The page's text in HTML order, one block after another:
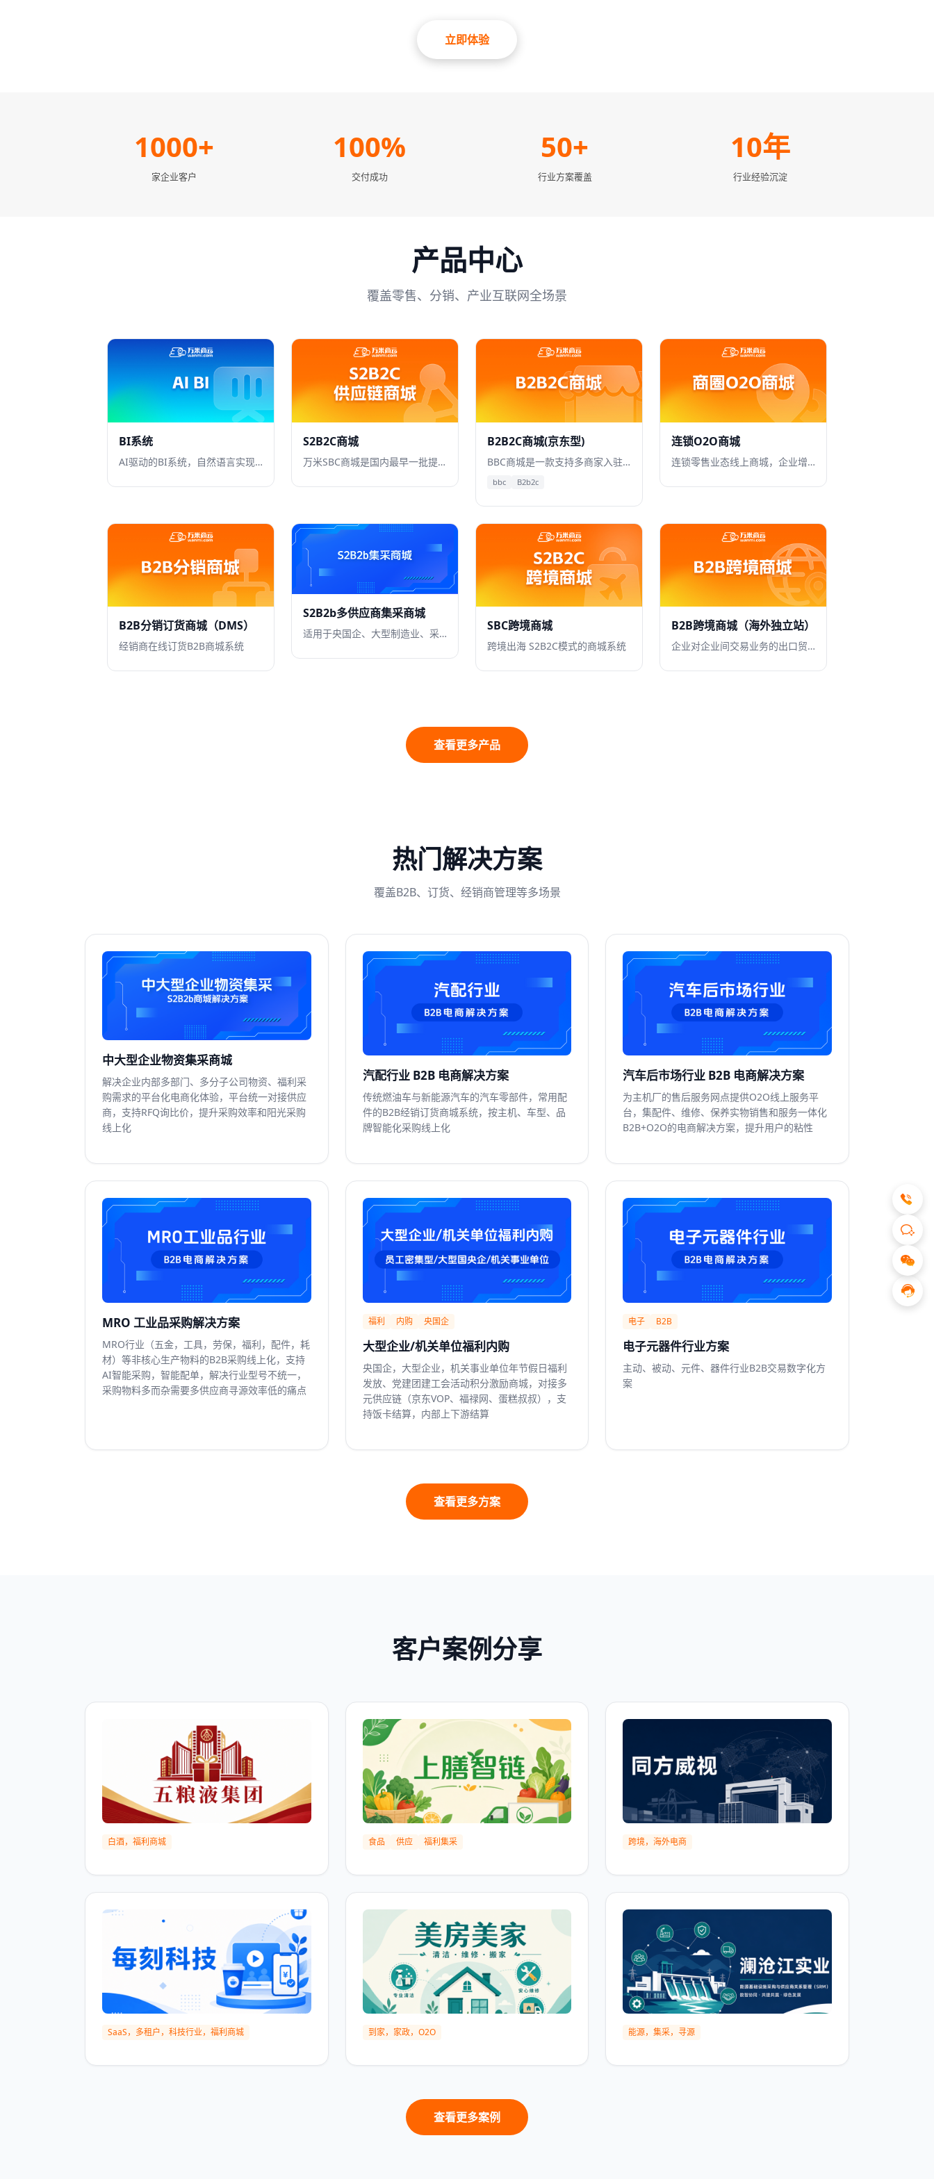
立即体验
1000+
家企业客户
100%
交付成功
50+
行业方案覆盖
10年
行业经验沉淀
产品中心
覆盖零售、分销、产业互联网全场景
BI系统
AI驱动的BI系统，自然语言实现BI模版自动化配置，指标体系管理，可视化报表展现，大屏展现
S2B2C商城
万米SBC商城是国内最早一批提出支持S2B2C商业模式的基于微服务架构的企业级电商系统
B2B2C商城(京东型)
BBC商城是一款支持多商家入驻的平台商城
bbc B2b2c
连锁O2O商城
连锁零售业态线上商城，企业增量必选经营工具
B2B分销订货商城（DMS）
经销商在线订货B2B商城系统
S2B2b多供应商集采商城
适用于央国企、大型制造业、采购资源紧缺的企业，机关事业单位，在满足供应商准入条件后搭建的多供应商集采商城，方便内部部门和分子公司、部门采购需求线上化满足
SBC跨境商城
跨境出海 S2B2C模式的商城系统
B2B跨境商城（海外独立站）
企业对企业间交易业务的出口贸易，通过B2B独立站构建线上数字化交易渠道
查看更多产品
热门解决方案
覆盖B2B、订货、经销商管理等多场景
中大型企业物资集采商城
解决企业内部多部门、多分子公司物资、福利采
购需求的平台化电商化体验，平台统一对接供应
商，支持RFQ询比价，提升采购效率和阳光采购
线上化
汽配行业 B2B 电商解决方案
传统燃油车与新能源汽车的汽车零部件，常用配
件的B2B经销订货商城系统，按主机、车型、品
牌智能化采购线上化
汽车后市场行业 B2B 电商解决方案
为主机厂的售后服务网点提供O2O线上服务平
台，集配件、维修、保养实物销售和服务一体化
B2B+O2O的电商解决方案，提升用户的粘性
MRO 工业品采购解决方案
MRO行业（五金，工具，劳保，福利，配件，耗
材）等非核心生产物料的B2B采购线上化，支持
AI智能采购，智能配单，解决行业型号不统一，
采购物料多而杂需要多供应商寻源效率低的痛点
福利 内购 央国企
大型企业/机关单位福利内购
央国企，大型企业，机关事业单位年节假日福利
发放、党建团建工会活动积分激励商城，对接多
元供应链（京东VOP、福禄网、蛋糕叔叔），支
持饭卡结算，内部上下游结算
电子 B2B
电子元器件行业方案
主动、被动、元件、器件行业B2B交易数字化方
案
查看更多方案
客户案例分享
白酒，福利商城 食品 供应 福利集采 跨境，海外电商
SaaS，多租户，科技行业，福利商城 到家，家政，O2O 能源，集采，寻源
查看更多案例